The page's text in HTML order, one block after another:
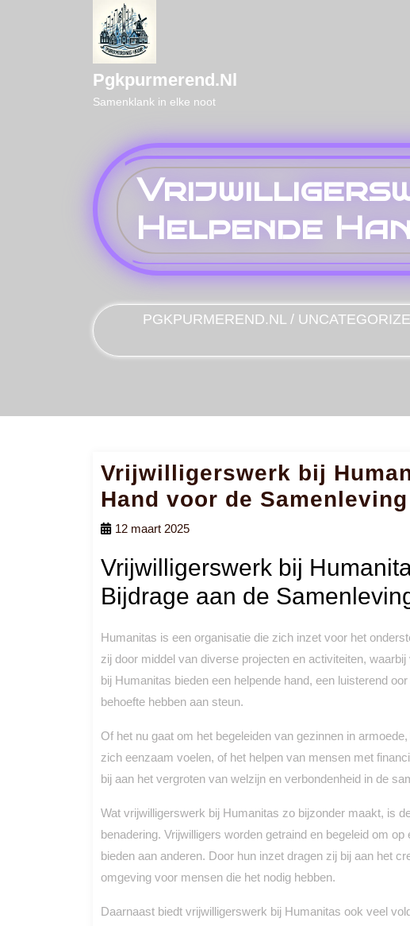
Pgkpurmerend.nl
Samenklank in elke noot
Helpende
PGKPURMEREND.NL /
Vrijwilligerswerk bij
Hand voor de Samenleving
12 maart 2025
Vrijwilligerswerk bij
Bijdrage aan de
Humanitas is een organisatie die zich inzet voor het
zij door middel van diverse projecten en activiteiten,
bij Humanitas bieden een helpende hand, een luisterend
behoefte hebben aan steun.
Of het nu gaat om het begeleiden van gezinnen in
zich eenzaam voelen, of het helpen van mensen met
bij aan het vergroten van welzijn en verbondenheid in de
Wat vrijwilligerswerk bij Humanitas zo bijzonder maakt, is
benadering. Vrijwilligers worden getraind en begeleid om
bieden aan anderen. Door hun inzet dragen zij bij aan het
omgeving voor mensen die het nodig hebben.
Daarnaast biedt vrijwilligerswerk bij Humanitas ook veel